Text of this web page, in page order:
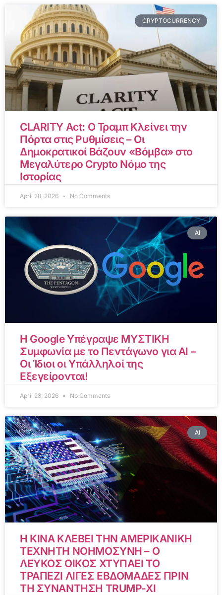
CRYPTOCURRENCY
CLARITY Act: Ο Τραμπ Κλείνει την
Πόρτα στις Ρυθμίσεις – Οι
Δημοκρατικοί Βάζουν «Βόμβα» στο
Μεγαλύτερο Crypto Νόμο της
Ιστορίας
April 28, 2026 No Comments
AI
Η Google Υπέγραψε ΜΥΣΤΙΚΗ
Συμφωνία με το Πεντάγωνο για AI –
Οι Ίδιοι οι Υπάλληλοί της
Εξεγείρονται!
April 28, 2026 No Comments
AI
Η ΚΙΝΑ ΚΛΕΒΕΙ ΤΗΝ ΑΜΕΡΙΚΑΝΙΚΗ
ΤΕΧΝΗΤΗ ΝΟΗΜΟΣΥΝΗ – Ο
ΛΕΥΚΟΣ ΟΙΚΟΣ ΧΤΥΠΑΕΙ ΤΟ
ΤΡΑΠΕΖΙ ΛΙΓΕΣ ΕΒΔΟΜΑΔΕΣ ΠΡΙΝ
ΤΗ ΣΥΝΑΝΤΗΣΗ TRUMP-XI